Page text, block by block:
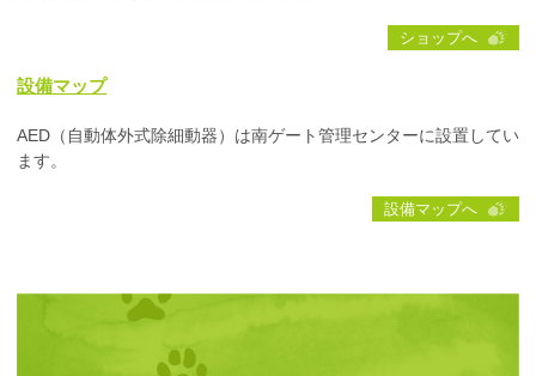
ショップへ
設備マップ
AED（自動体外式除細動器）は南ゲート管理センターに設置してい
ます。
設備マップへ